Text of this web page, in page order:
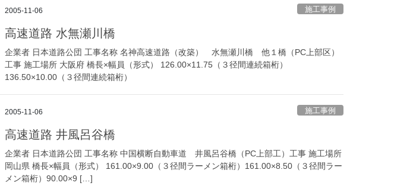
2005-11-06 施工事例
高速道路 水無瀬川橋
企業者 日本道路公団 工事名称 名神高速道路（改築） 水無瀬川橋 他１橋（PC上部区）
工事 施工場所 大阪府 橋長×幅員（形式） 126.00×11.75（３径間連続箱桁）
136.50×10.00（３径間連続箱桁）
2005-11-06 施工事例
高速道路 井風呂谷橋
企業者 日本道路公団 工事名称 中国横断自動車道 井風呂谷橋（PC上部工）工事 施工場所
岡山県 橋長×幅員（形式） 161.00×9.00（３径間ラーメン箱桁）161.00×8.50（３径間ラー
メン箱桁）90.00×9 […]